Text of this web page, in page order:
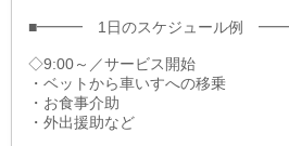
■━━━ 1日のスケジュール例
◇9:00～／サービス開始
・ベットから車いすへの移乗
・お食事介助
・外出援助など